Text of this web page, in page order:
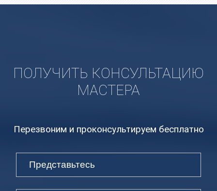
ПОЛУЧИТЬ КОНСУЛЬТАЦИЮ
МАСТЕРА
Перезвоним и проконсультируем бесплатно